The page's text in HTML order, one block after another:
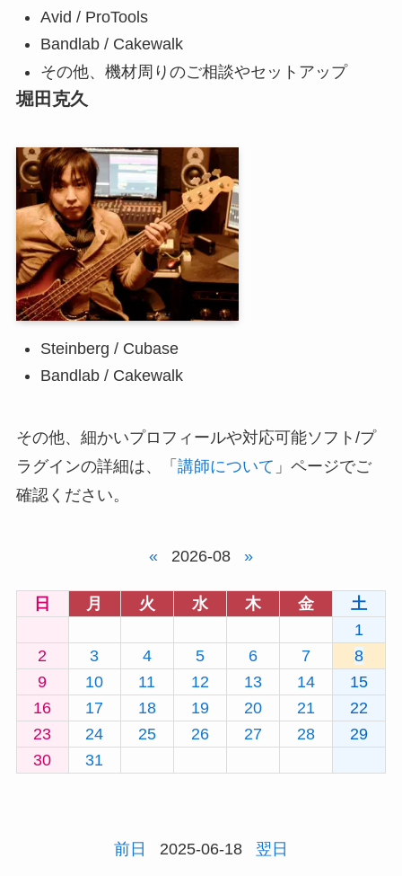
Avid / ProTools
Bandlab / Cakewalk
その他、機材周りのご相談やセットアップ
堀田克久
Steinberg / Cubase
Bandlab / Cakewalk
その他、細かいプロフィールや対応可能ソフト/プ
ラグインの詳細は、「 講師について 」ページでご
確認ください。
« 2026-08 »
日 月 火 水 木 金
土
1
2
3 4 5 6 7
8
9
10 11 12 13 14
15
16
17 18 19 20 21
22
23
24 25 26 27 28
29
30
31
前日 2025-06-18 翌日